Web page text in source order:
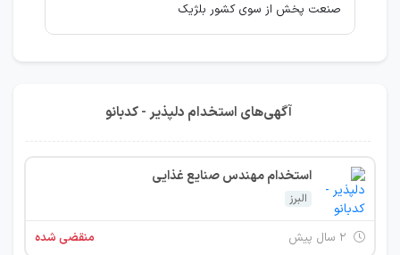
صنعت پخش از سوی کشور بلژیک
آگهی‌های استخدام دلپذیر - کدبانو
استخدام مهندس صنایع غذایی
البرز
منقضی شده